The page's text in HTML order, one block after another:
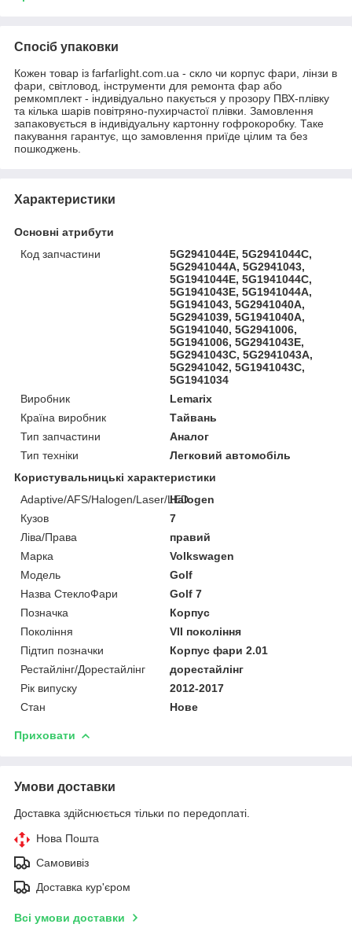
Спосіб упаковки
Кожен товар із farfarlight.com.ua - скло чи корпус фари, лінзи в
фари, світловод, інструменти для ремонта фар або
ремкомплект - індивідуально пакується у прозору ПВХ-плівку
та кілька шарів повітряно-пухирчастої плівки. Замовлення
запаковується в індивідуальну картонну гофрокоробку. Таке
пакування гарантує, що замовлення приїде цілим та без
пошкоджень.
Характеристики
Основні атрибути
Код запчастини
5G2941044E, 5G2941044C,
5G2941044A, 5G2941043,
5G1941044E, 5G1941044C,
5G1941043E, 5G1941044A,
5G1941043, 5G2941040A,
5G2941039, 5G1941040A,
5G1941040, 5G2941006,
5G1941006, 5G2941043E,
5G2941043C, 5G2941043A,
5G2941042, 5G1941043C,
5G1941034
Виробник
Lemarix
Країна виробник
Тайвань
Тип запчастини
Аналог
Тип техніки
Легковий автомобіль
Користувальницькі характеристики
Adaptive/AFS/Halogen/Laser/LEDHalogen
Кузов
7
Ліва/Права
правий
Марка
Volkswagen
Мoдель
Golf
Назва СтеклоФари
Golf 7
Позначка
Корпус
Покоління
VII покоління
Підтип позначки
Корпус фари 2.01
Рестайлінг/Дорестайлінг
дорестайлінг
Рік випуску
2012-2017
Стан
Нове
Приховати
Умови доставки
Доставка здійснюється тільки по передоплаті.
Нова Пошта
Самовивіз
Доставка кур'єром
Всі умови доставки